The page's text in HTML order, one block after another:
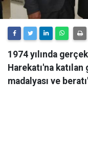
1974 yılında
Harekatı'na
madalyası ve